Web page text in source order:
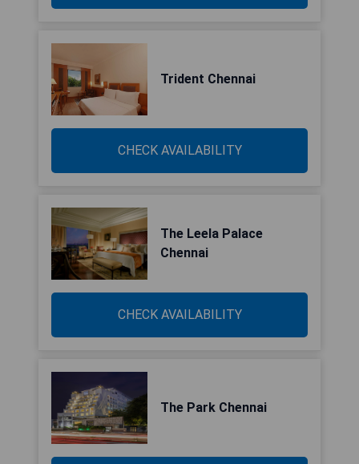
Trident Chennai
CHECK AVAILABILITY
The Leela Palace
Chennai
CHECK AVAILABILITY
The Park Chennai